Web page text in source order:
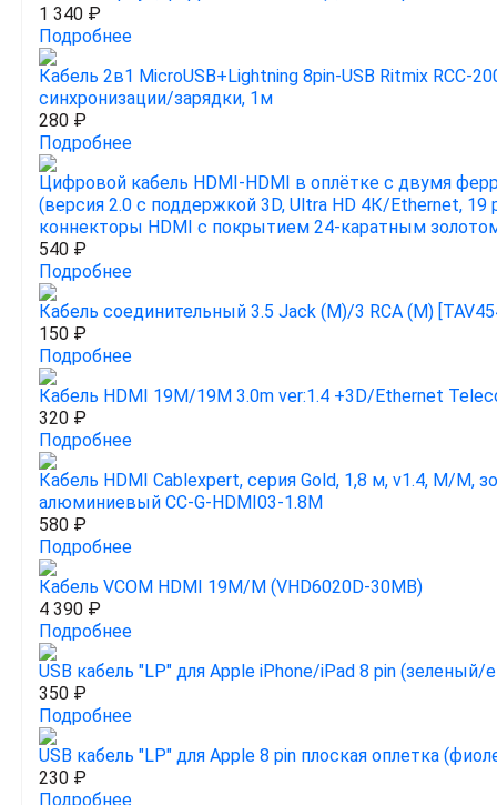
1 340 ₽
Подробнее
Кабель 2в1 MicroUSB+Lightning 8pin-USB Ritmix RCC-
синхронизации/зарядки, 1м
280 ₽
Подробнее
Цифровой кабель HDMI-HDMI в оплётке с двумя
(версия 2.0 с поддержкой 3D, Ultra HD 4К/Ethernet, 19
коннекторы HDMI с покрытием 24-каратным
540 ₽
Подробнее
Кабель соединительный 3.5 Jack (M)/3 RCA (M)
150 ₽
Подробнее
Кабель HDMI 19M/19M 3.0m ver:1.4 +3D/Ethernet
320 ₽
Подробнее
Кабель HDMI Cablexpert, серия Gold, 1,8 м, v1.4, M/M,
алюминиевый CC-G-HDMI03-1.8M
580 ₽
Подробнее
Кабель VCOM HDMI 19M/M (VHD6020D-30MB)
4 390 ₽
Подробнее
USB кабель "LP" для Apple iPhone/iPad 8 pin (зеленый/
350 ₽
Подробнее
USB кабель "LP" для Apple 8 pin плоская оплетка
230 ₽
Подробнее